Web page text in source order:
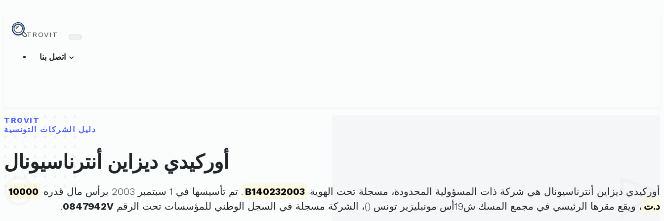
TROVIT
TROVIT
دليل الشركات التونسية
أوركيدي ديزاين أنترناسيونال
أوركيدي ديزاين أنترناسيونال هي شركة ذات المسؤولية المحدودة، مسجلة تحت الهوية B140232003 . تم تأسيسها في 1 سبتمبر 2003 برأس مال قدره
10000
د.ت ، ويقع مقرها الرئيسي في مجمع المسك ش19أس مونبليزير تونس ( )، الشركة مسجلة في السجل الوطني للمؤسسات تحت الرقم 0847942V
.